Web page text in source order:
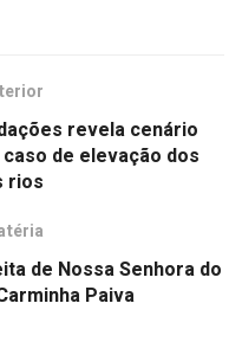
revela cenário
de elevação dos
rios
de Nossa Senhora do
Paiva